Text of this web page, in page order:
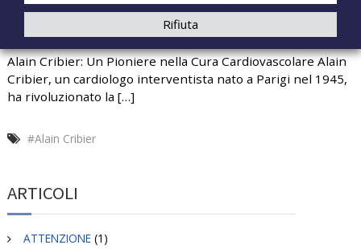
n
i
a
l
i
GRAZIE AD ALAIN CRIBIER
Alain Cribier: Un Pioniere nella Cura Cardiovascolare Alain
Cribier, un cardiologo interventista nato a Parigi nel 1945,
ha rivoluzionato la […]
#Alain Cribier
ARTICOLI
ATTENZIONE(1)
Rifiuta